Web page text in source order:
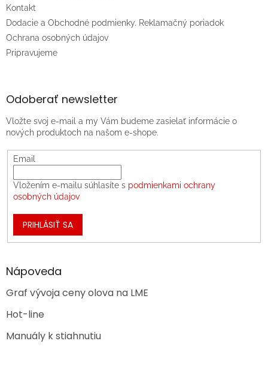
Kontakt
Dodacie a Obchodné podmienky. Reklamačný poriadok
Ochrana osobných údajov
Pripravujeme
Odoberať newsletter
Vložte svoj e-mail a my Vám budeme zasielať informácie o
nových produktoch na našom e-shope.
Email
Vložením e-mailu súhlasíte s podmienkami ochrany
osobných údajov
PRIHLÁSIŤ SA
Nápoveda
Graf vývoja ceny olova na LME
Hot-line
Manuály k stiahnutiu